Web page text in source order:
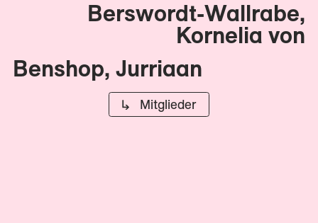
Benshop, Jurriaan
Berswordt-Wallrabe,
Kornelia von
↳ Mitglieder